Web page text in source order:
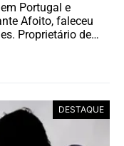
Portugal e
Afoito, faleceu
Proprietário de…
DESTAQUE